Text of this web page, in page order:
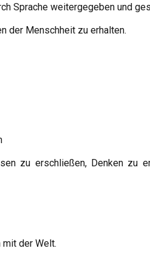
Sprache weitergegeben und
der Menschheit zu erhalten.
zu erschließen, Denken zu
der Welt.